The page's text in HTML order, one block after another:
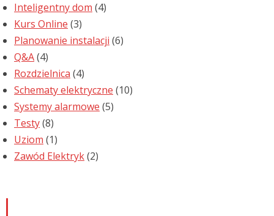
Inteligentny dom (4)
Kurs Online (3)
Planowanie instalacji (6)
Q&A(4)
Rozdzielnica (4)
Schematy elektryczne (10)
Systemy alarmowe (5)
Testy(8)
Uziom (1)
Zawód Elektryk(2)